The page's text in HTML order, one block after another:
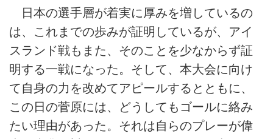
日本の選手層が着実に厚みを増しているの
は、これまでの歩みが証明しているが、アイ
スランド戦もまた、そのことを少なからず証
明する一戦になった。そして、本大会に向け
て自身の力を改めてアピールするとともに、
この日の菅原には、どうしてもゴールに絡み
たい理由があった。それは自らのプレーが偉